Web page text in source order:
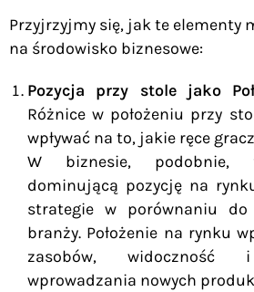
Przyjrzyjmy się, jak te elementy
na środowisko biznesowe:
Pozycja przy stole jako
Różnice w położeniu przy
wpływać na to, jakie ręce
W biznesie, podobnie,
dominującą pozycję na
strategie w porównaniu
branży. Położenie na rynku
zasobów,
wprowadzania nowych